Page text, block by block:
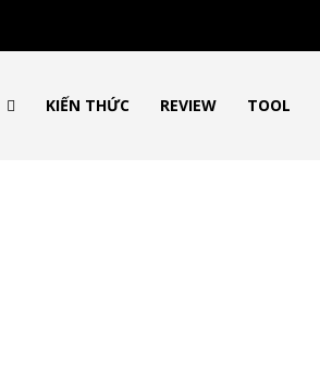
KIẾN THỨC REVIEW TOOL